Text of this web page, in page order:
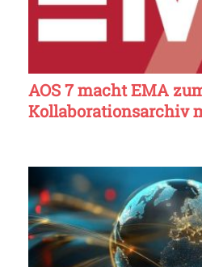
AOS 7 macht EMA
Kollaborationsarchiv